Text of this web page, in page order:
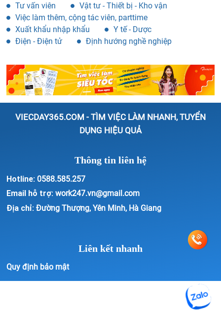
Tư vấn viên
Vật tư - Thiết bị - Kho vận
Việc làm thêm, cộng tác viên, parttime
Xuất khẩu nhập khẩu
Y tế - Dược
Điện - Điện tử
Định hướng nghề nghiệp
VIECDAY365.COM - TÌM VIỆC LÀM NHANH, TUYỂN
DỤNG HIỆU QUẢ
Thông tin liên hệ
Hotline: 0588.585.257
Email hỗ trợ: work247.vn@gmail.com
Địa chỉ: Đường Thượng, Yên Minh, Hà Giang
Liên kết nhanh
Quy định bảo mật